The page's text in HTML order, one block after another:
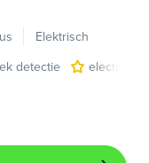
Elektrisch
detectie
electronic